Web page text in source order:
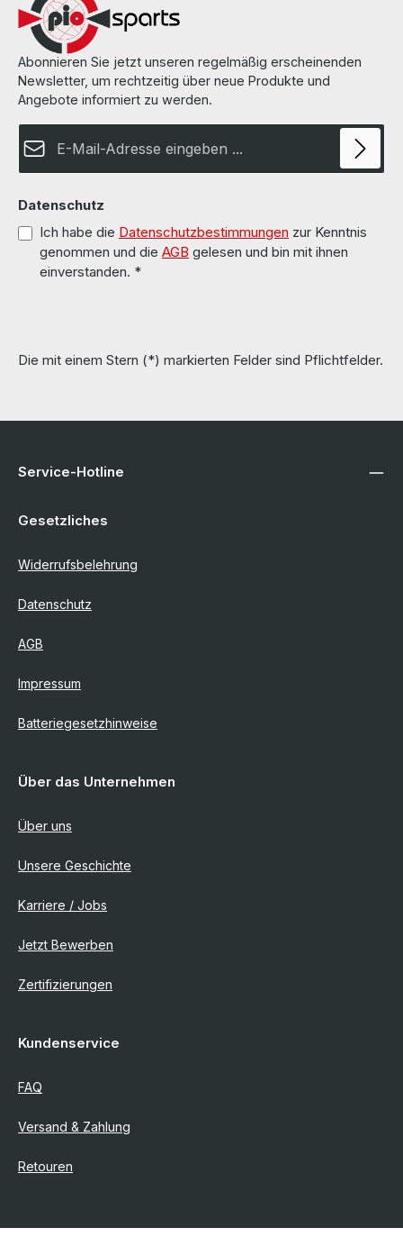
Abonnieren Sie jetzt unseren regelmäßig erscheinenden
Newsletter, um rechtzeitig über neue Produkte und
Angebote informiert zu werden.
Datenschutz
Ich habe die Datenschutzbestimmungen zur Kenntnis
genommen und die AGB gelesen und bin mit ihnen
einverstanden. *
Die mit einem Stern (*) markierten Felder sind Pflichtfelder.
Service-Hotline
Gesetzliches
Widerrufsbelehrung
Datenschutz
AGB
Impressum
Batteriegesetzhinweise
Über das Unternehmen
Über uns
Unsere Geschichte
Karriere / Jobs
Jetzt Bewerben
Zertifizierungen
Kundenservice
FAQ
Versand & Zahlung
Retouren